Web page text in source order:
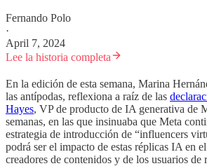
Fernando Polo
·
April 7, 2024
Lee la historia completa
En la edición de esta semana, Marina
las antípodas, reflexiona a raíz de las
Hayes, VP de producto de IA generativa de
semanas, en las que insinuaba que Meta
estrategia de introducción de “influencers
podrá ser el impacto de estas réplicas IA en
creadores de contenidos y de los usuarios de